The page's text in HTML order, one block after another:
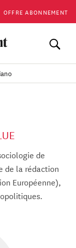
OFFRE ABONNEMENT
de
de la rédaction
Européenne),